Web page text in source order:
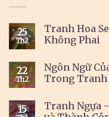
25
Th2
Tranh Hoa
Không Phai
22
Th2
Ngôn Ngữ
Trong
15
Tranh Ngựa